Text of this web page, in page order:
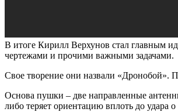
В итоге Кирилл Верхунов стал главным
чертежами и прочими важными задачами.
Свое творение они назвали «Дронобой».
Основа пушки – две направленные
либо теряет ориентацию вплоть до удара